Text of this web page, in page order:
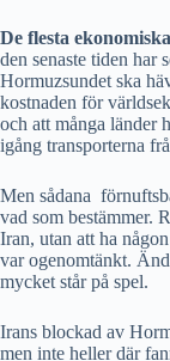
De flesta
den senaste tiden har
Hormuzsundet ska
kostnaden för
och att många länder
igång transporterna
Men sådana
vad som bestämmer.
Iran, utan att ha
var ogenomtänkt.
mycket står på spel.
Irans blockad av
men inte heller där